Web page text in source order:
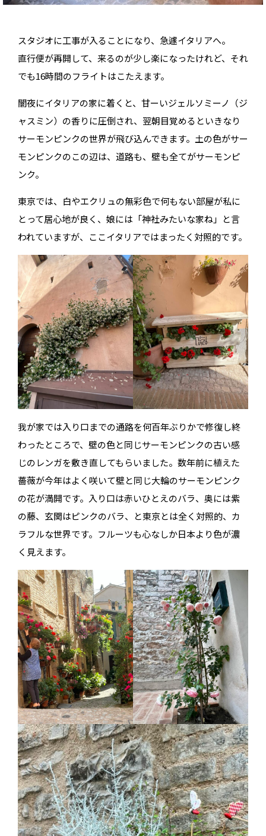
スタジオに工事が入ることになり、急遽イタリアへ。
直行便が再開して、来るのが少し楽になったけれど、それ
でも16時間のフライトはこたえます。
闇夜にイタリアの家に着くと、甘ーいジェルソミーノ（ジ
ャスミン）の香りに圧倒され、翌朝目覚めるといきなり
サーモンピンクの世界が飛び込んできます。土の色がサー
モンピンクのこの辺は、道路も、壁も全てがサーモンピ
ンク。
東京では、白やエクリュの無彩色で何もない部屋が私に
とって居心地が良く、娘には「神社みたいな家ね」と言
われていますが、ここイタリアではまったく対照的です。
我が家では入り口までの通路を何百年ぶりかで修復し終
わったところで、壁の色と同じサーモンピンクの古い感
じのレンガを敷き直してもらいました。数年前に植えた
薔薇が今年はよく咲いて壁と同じ大輪のサーモンピンク
の花が満開です。入り口は赤いひとえのバラ、奥には紫
の藤、玄関はピンクのバラ、と東京とは全く対照的、カ
ラフルな世界です。フルーツも心なしか日本より色が濃
く見えます。